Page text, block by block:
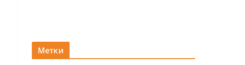
Метки